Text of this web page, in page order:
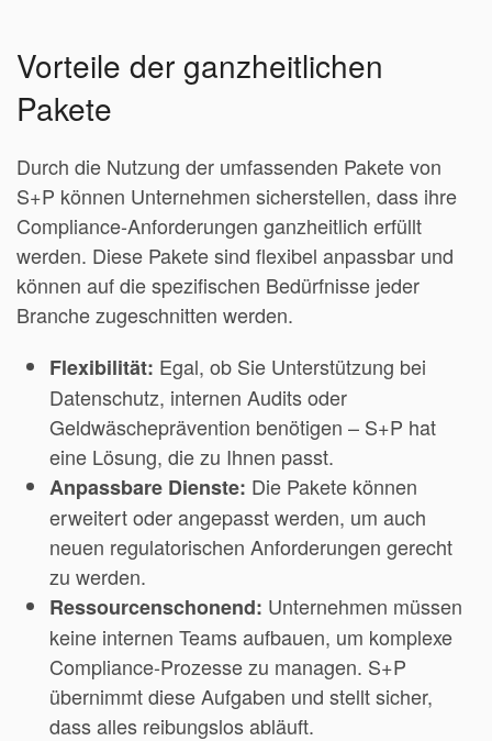
Vorteile der ganzheitlichen
Pakete
Durch die Nutzung der umfassenden Pakete von
S+P können Unternehmen sicherstellen, dass ihre
Compliance-Anforderungen ganzheitlich erfüllt
werden. Diese Pakete sind flexibel anpassbar und
können auf die spezifischen Bedürfnisse jeder
Branche zugeschnitten werden.
Flexibilität: Egal, ob Sie Unterstützung bei
Datenschutz, internen Audits oder
Geldwäscheprävention benötigen – S+P hat
eine Lösung, die zu Ihnen passt.
Anpassbare Dienste: Die Pakete können
erweitert oder angepasst werden, um auch
neuen regulatorischen Anforderungen gerecht
zu werden.
Ressourcenschonend: Unternehmen müssen
keine internen Teams aufbauen, um komplexe
Compliance-Prozesse zu managen. S+P
übernimmt diese Aufgaben und stellt sicher,
dass alles reibungslos abläuft.